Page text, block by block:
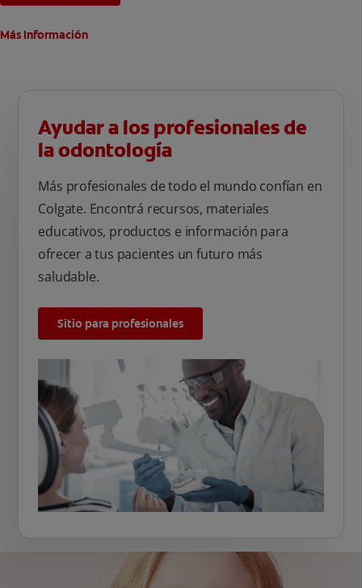
Más Información
Ayudar a los profesionales de
la odontología
Más profesionales de todo el mundo confían en
Colgate. Encontrá recursos, materiales
educativos, productos e información para
ofrecer a tus pacientes un futuro más
saludable.
Sitio para profesionales